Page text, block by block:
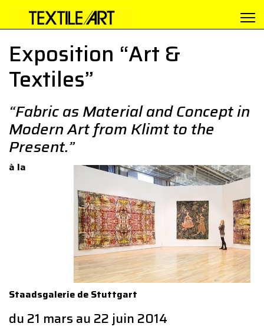
Exposition “Art &
Textiles”
“Fabric as Material and Concept in
Modern Art from Klimt to the
Present.”
à la
Staadsgalerie de Stuttgart
du 21 mars au 22 juin 2014